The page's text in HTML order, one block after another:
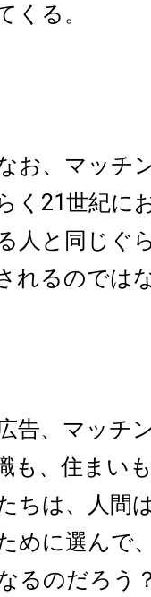
くる。
お、マッチ
く21世紀に
人と同じぐ
れるのでは
告、マッチ
も、住まい
ちは、人間
めに選んで
るのだろう